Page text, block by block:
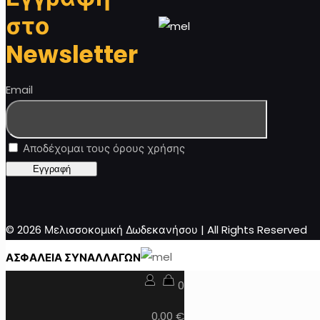
στο
Newsletter
Email
Αποδέχομαι τους όρους χρήσης
© 2026 Μελισσοκομική Δωδεκανήσου | All Rights Reserved
ΑΣΦΑΛΕΙΑ ΣΥΝΑΛΛΑΓΩΝ
0
0,00 €